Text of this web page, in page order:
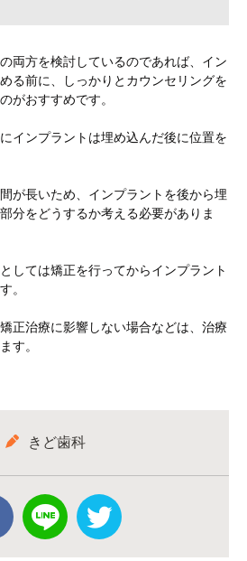
両方を検討しているのであれば、イン
る前に、しっかりとカウンセリングを
がおすすめです。
インプラントは埋め込んだ後に位置を
が長いため、インプラントを後から埋
分をどうするか考える必要がありま
しては矯正を行ってからインプラント
。
正治療に影響しない場合などは、治療
す。
きど歯科